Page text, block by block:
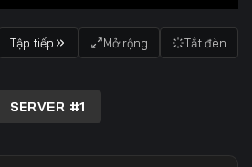
Tập tiếp Mở rộng Tắt đèn
SERVER #1